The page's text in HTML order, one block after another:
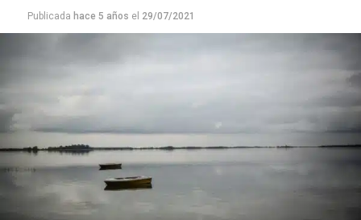
Publicada hace 5 años el 29/07/2021